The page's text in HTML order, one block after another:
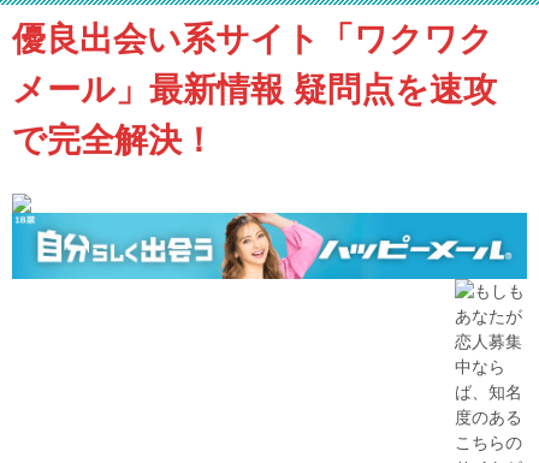
優良出会い系サイト「ワクワク
メール」最新情報 疑問点を速攻
で完全解決！